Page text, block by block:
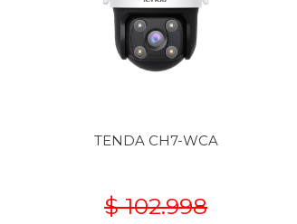
TENDA CH7-WCA
$ 102.998